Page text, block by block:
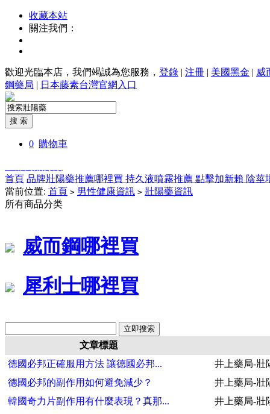
收藏本站
關注我們：
歡迎光臨本店，我們竭誠為您服務， 登錄 | 注冊 | 美國黑金 | 威
鋼藥局 | 日本藤素台灣官網入口
0 購物車
首頁 品牌壯陽藥推薦哪裡買 持久液噴霧推薦 點擊加新賴 陰莖
當前位置: 首頁 > 男性健康資訊 > 壯陽藥資訊
所有商品分类
威而鋼哪裡買
犀利士哪裡買
文章標題
德國必邦正確服用方法 讓德國必邦...
井上藥局-壯
德國必邦的副作用如何避免減少？
井上藥局-壯
韓國奇力片副作用有什麼表現？真那...
井上藥局-壯